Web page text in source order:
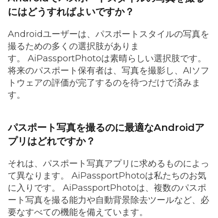
にはどうすればよいですか？
Androidユーザーは、パスポートスタイルの写真を
撮るための多くの選択肢がありま
す。 AiPassportPhotoは素晴らしい選択肢です。
将来のパスポート保有者は、写真を撮影し、AIソフ
トウェアの評価が完了するのを待つだけで済みま
す。
パスポート写真を撮るのに最適なAndroidア
プリはどれですか？
それは、パスポート写真アプリに求めるものによっ
て異なります。 AiPassportPhotoは私たちのお気
に入りです。 AiPassportPhotoは、複数のパスポ
ート写真を撮る能力や自動背景除去ツールなど、必
要なすべての機能を備えています。